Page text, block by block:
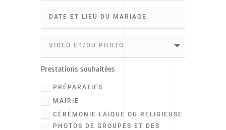
Prestations souhaitées
PRÉPARATIFS
MAIRIE
CÉRÉMONIE LAÏQUE OU RELIGIEUSE
PHOTOS DE GROUPES ET DES